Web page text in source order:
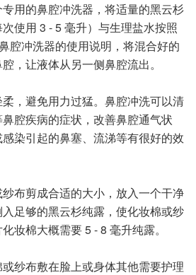
用的鼻腔冲洗器，将适量的黑云杉
使用 3 - 5 毫升）与生理盐水按照
腔冲洗器的使用说明，将混合好的
，让液体从另一侧鼻腔流出。
，避免用力过猛。鼻腔冲洗可以清
腔疾病的症状，改善鼻腔通气状
染引起的鼻塞、流涕等有很好的效
布剪成合适的大小，放入一个干净
足够的黑云杉纯露，使化妆棉或纱
妆棉大概需要 5 - 8 毫升纯露。
纱布敷在脸上或身体其他需要护理